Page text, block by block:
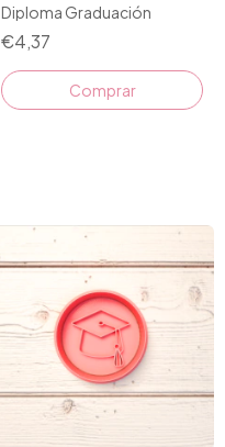
Diploma Graduación
€4,37
Comprar